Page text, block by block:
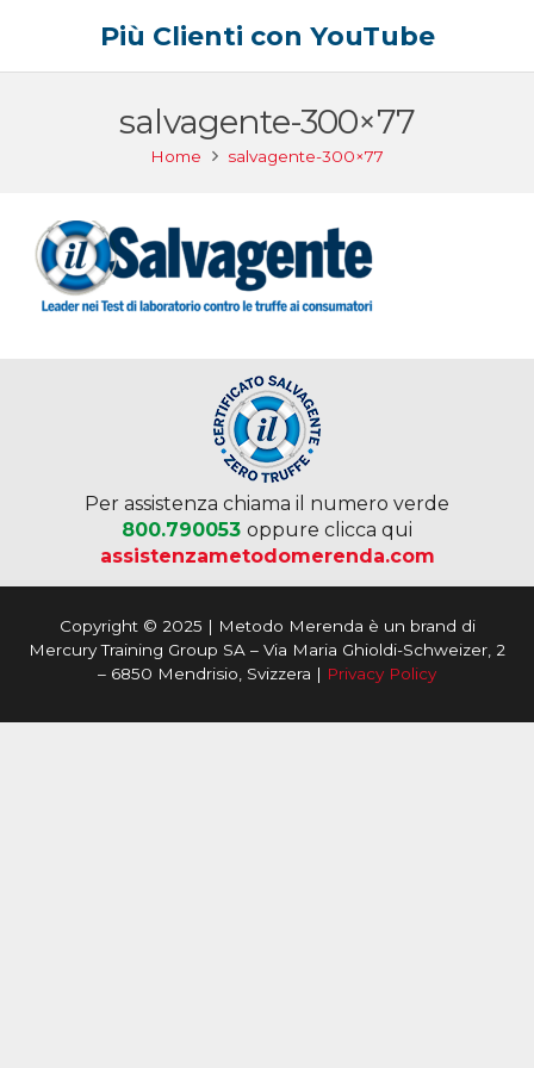
Più Clienti con YouTube
salvagente-300×77
Home salvagente-300×77
Per assistenza chiama il numero verde
800.790053 oppure clicca qui
assistenzametodomerenda.com
Copyright © 2025 | Metodo Merenda è un brand di
Mercury Training Group SA – Via Maria Ghioldi-Schweizer, 2
– 6850 Mendrisio, Svizzera | Privacy Policy